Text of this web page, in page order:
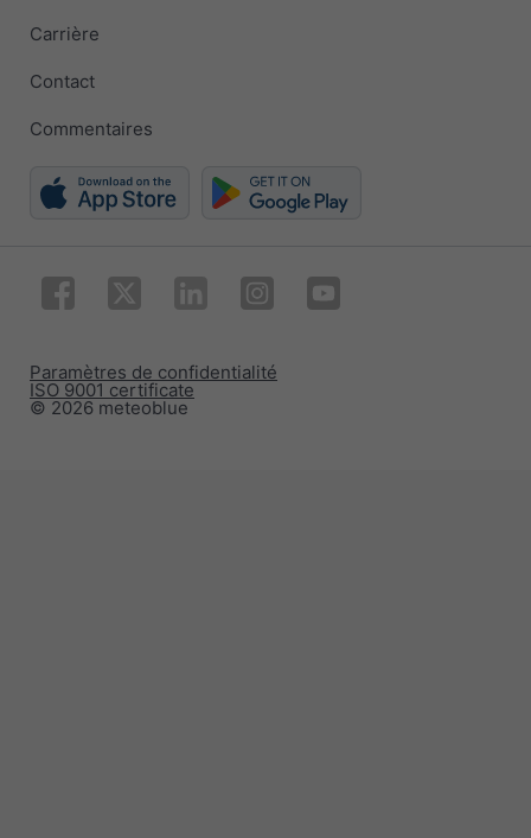
Carrière
Contact
Commentaires
© 2026 meteoblue
ISO 9001 certificate
Paramètres de confidentialité